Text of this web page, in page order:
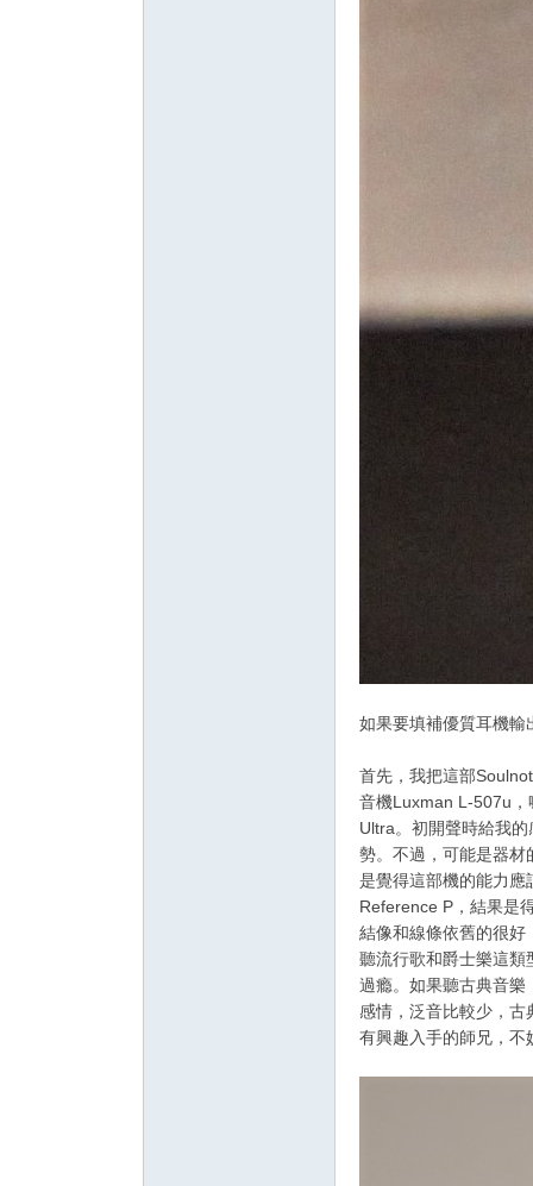
如果要填補優質耳機輸
首先，我把這部
音機Luxman L-507u，
Ultra。初開聲時給我
勢。不過，可能是器材
是覺得這部機的能力應
Reference P，結果是
結像和線條依舊的很好
聽流行歌和爵士樂這類
過瘾。如果聽古典音樂
感情，泛音比較少，
有興趣入手的師兄，不